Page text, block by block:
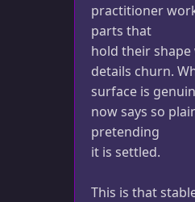
practitioner
parts that
hold their
details churn.
surface is
now says so
pretending
it is settled.
This is that